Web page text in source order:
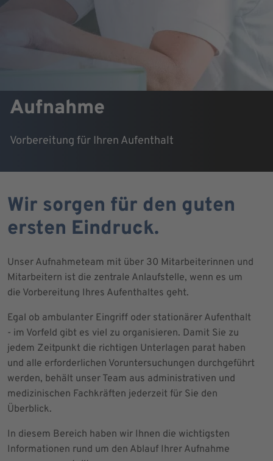
Aufnahme
Vorbereitung für Ihren Aufenthalt
Wir sorgen für den guten
ersten Eindruck.
Unser Aufnahmeteam mit über 30 Mitarbeiterinnen und
Mitarbeitern ist die zentrale Anlaufstelle, wenn es um
die Vorbereitung Ihres Aufenthaltes geht.
Egal ob ambulanter Eingriff oder stationärer Aufenthalt
- im Vorfeld gibt es viel zu organisieren. Damit Sie zu
jedem Zeitpunkt die richtigen Unterlagen parat haben
und alle erforderlichen Voruntersuchungen durchgeführt
werden, behält unser Team aus administrativen und
medizinischen Fachkräften jederzeit für Sie den
Überblick.
In diesem Bereich haben wir Ihnen die wichtigsten
Informationen rund um den Ablauf Ihrer Aufnahme